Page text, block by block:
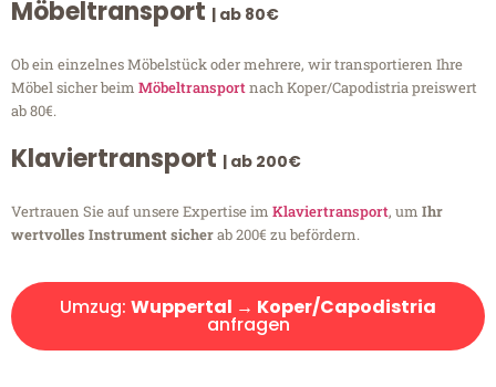
Möbeltransport | ab 80€
Ob ein einzelnes Möbelstück oder mehrere, wir transportieren Ihre
Möbel sicher beim Möbeltransportnach Koper/Capodistria preiswert
ab 80€.
Klaviertransport | ab 200€
Vertrauen Sie auf unsere Expertise im Klaviertransport, um Ihr
wertvolles Instrument sicherab 200€ zu befördern.
Umzug: Wuppertal → Koper/Capodistria
anfragen